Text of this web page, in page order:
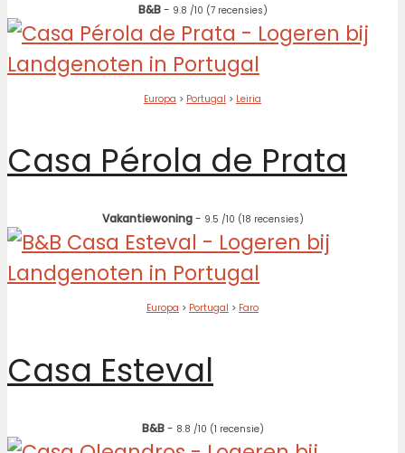
B&B- 9.8 /10 (7 recensies)
Europa > Portugal > Leiria
Casa Pérola de Prata
Vakantiewoning- 9.5 /10 (18 recensies)
Europa > Portugal > Faro
Casa Esteval
B&B- 8.8 /10 (1 recensie)